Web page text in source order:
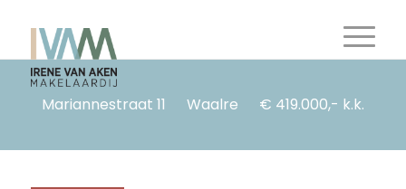
Mariannestraat 11 Waalre € 419.000,- k.k.